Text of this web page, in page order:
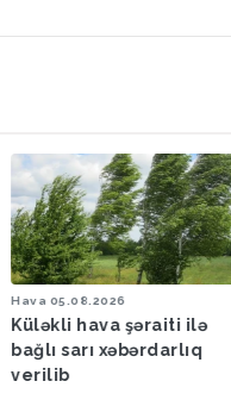
Hava 05.08.2026
Küləkli hava şəraiti ilə
bağlı sarı xəbərdarlıq
verilib